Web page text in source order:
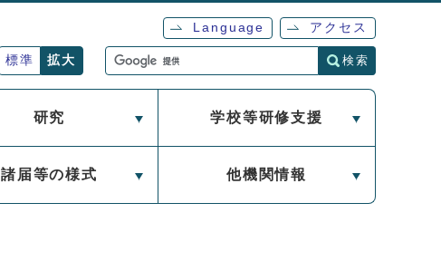
Language アクセス
標準 拡大 検索
研究 学校等研修支援
諸届等の様式 他機関情報